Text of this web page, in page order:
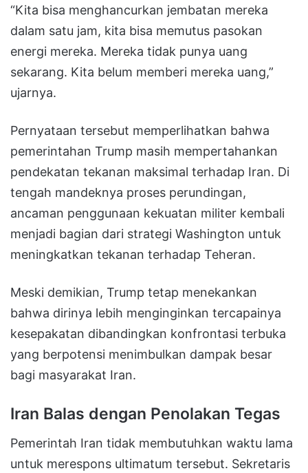
“Kita bisa menghancurkan jembatan mereka
dalam satu jam, kita bisa memutus pasokan
energi mereka. Mereka tidak punya uang
sekarang. Kita belum memberi mereka uang,”
ujarnya.
Pernyataan tersebut memperlihatkan bahwa
pemerintahan Trump masih mempertahankan
pendekatan tekanan maksimal terhadap Iran. Di
tengah mandeknya proses perundingan,
ancaman penggunaan kekuatan militer kembali
menjadi bagian dari strategi Washington untuk
meningkatkan tekanan terhadap Teheran.
Meski demikian, Trump tetap menekankan
bahwa dirinya lebih menginginkan tercapainya
kesepakatan dibandingkan konfrontasi terbuka
yang berpotensi menimbulkan dampak besar
bagi masyarakat Iran.
Iran Balas dengan Penolakan Tegas
Pemerintah Iran tidak membutuhkan waktu lama
untuk merespons ultimatum tersebut. Sekretaris